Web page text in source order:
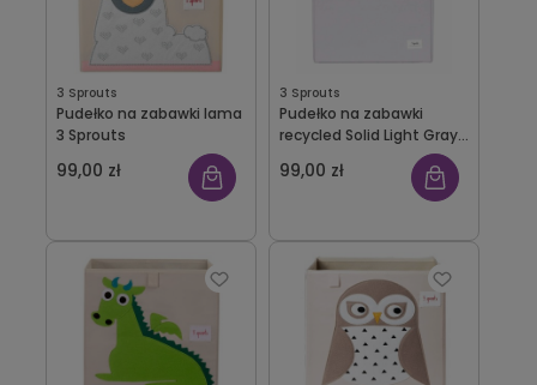
3 Sprouts
Pudełko na zabawki lama
3 Sprouts
99,00 zł
3 Sprouts
Pudełko na zabawki
recycled Solid Light Gray
99,00 zł